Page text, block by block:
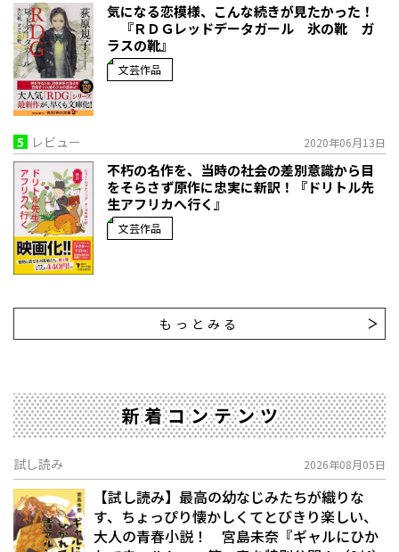
気になる恋模様、こんな続きが見たかった！
『ＲＤＧレッドデータガール 氷の靴 ガ
ラスの靴』
文芸作品
5 レビュー 2020年06月13日
不朽の名作を、当時の社会の差別意識から目
をそらさず原作に忠実に新訳！『ドリトル先
生アフリカへ行く』
文芸作品
もっとみる
新着コンテンツ
試し読み 2026年08月05日
【試し読み】最高の幼なじみたちが織りな
す、ちょっぴり懐かしくてとびきり楽しい、
大人の青春小説！ 宮島未奈『ギャルにひか